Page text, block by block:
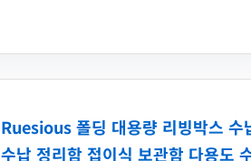
Ruesious 폴딩 대용량 리빙박스 수
수납 정리함 접이식 보관함 다용도